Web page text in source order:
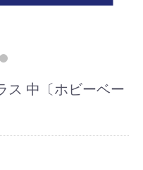
ス 中〔ホビーベー